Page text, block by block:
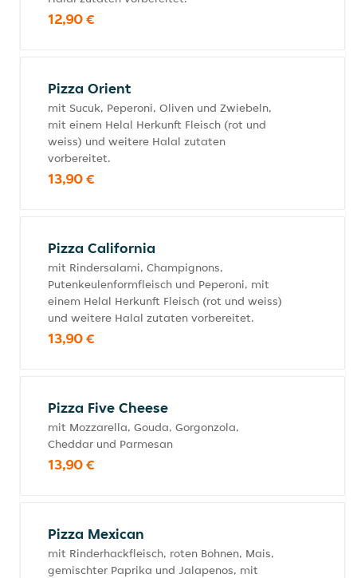
12,90 €
Pizza Orient
mit Sucuk, Peperoni, Oliven und Zwiebeln,
mit einem Helal Herkunft Fleisch (rot und
weiss) und weitere Halal zutaten
vorbereitet.
13,90 €
Pizza California
mit Rindersalami, Champignons,
Putenkeulenformfleisch und Peperoni, mit
einem Helal Herkunft Fleisch (rot und weiss)
und weitere Halal zutaten vorbereitet.
13,90 €
Pizza Five Cheese
mit Mozzarella, Gouda, Gorgonzola,
Cheddar und Parmesan
13,90 €
Pizza Mexican
mit Rinderhackfleisch, roten Bohnen, Mais,
gemischter Paprika und Jalapenos, mit